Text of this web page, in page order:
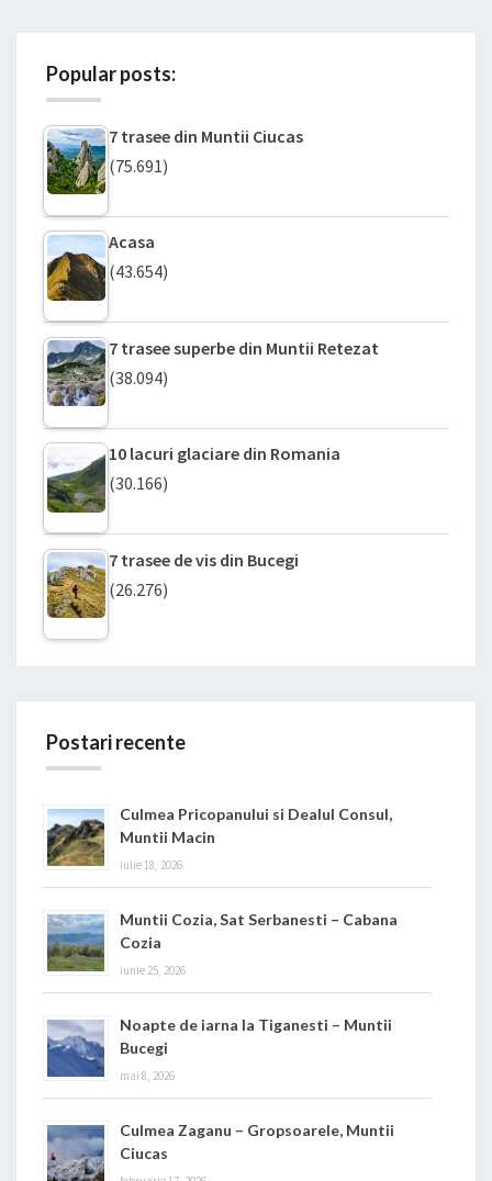
Popular posts:
7 trasee din Muntii Ciucas
(75.691)
Acasa
(43.654)
7 trasee superbe din Muntii Retezat
(38.094)
10 lacuri glaciare din Romania
(30.166)
7 trasee de vis din Bucegi
(26.276)
Postari recente
Culmea Pricopanului si Dealul Consul,
Muntii Macin
iulie 18, 2026
Muntii Cozia, Sat Serbanesti – Cabana
Cozia
iunie 25, 2026
Noapte de iarna la Tiganesti – Muntii
Bucegi
mai 8, 2026
Culmea Zaganu – Gropsoarele, Muntii
Ciucas